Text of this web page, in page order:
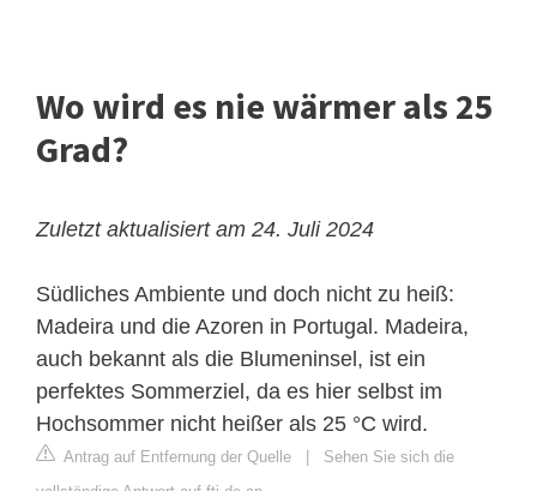
Wo wird es nie wärmer als 25
Grad?
Zuletzt aktualisiert am 24. Juli 2024
Südliches Ambiente und doch nicht zu heiß:
Madeira und die Azoren in Portugal. Madeira,
auch bekannt als die Blumeninsel, ist ein
perfektes Sommerziel, da es hier selbst im
Hochsommer nicht heißer als 25 °C wird.
Antrag auf Entfernung der Quelle
Sehen Sie sich die